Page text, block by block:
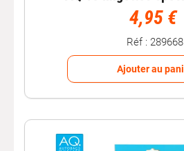
4,95 €
Réf : 289668
Ajouter au